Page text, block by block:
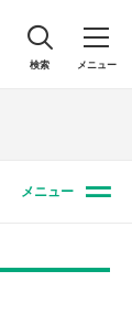
検索 メニュー
メニュー